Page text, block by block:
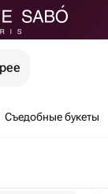
Съедобные букеты